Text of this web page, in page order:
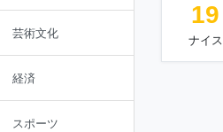
芸術文化
経済
スポーツ
19
ナイス